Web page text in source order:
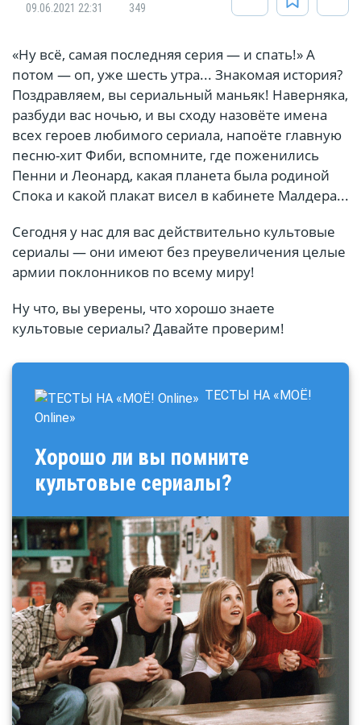
09.06.2021 22:31
349
«Ну всё, самая последняя серия — и спать!» А
потом — оп, уже шесть утра... Знакомая история?
Поздравляем, вы сериальный маньяк! Наверняка,
разбуди вас ночью, и вы сходу назовёте имена
всех героев любимого сериала, напоёте главную
песню-хит Фиби, вспомните, где поженились
Пенни и Леонард, какая планета была родиной
Спока и какой плакат висел в кабинете Малдера...
Сегодня у нас для вас действительно культовые
сериалы — они имеют без преувеличения целые
армии поклонников по всему миру!
Ну что, вы уверены, что хорошо знаете
культовые сериалы? Давайте проверим!
ТЕСТЫ НА «МОЁ!
Online»
Q
u
z
:
Хорошо ли вы помните
культовые сериалы?